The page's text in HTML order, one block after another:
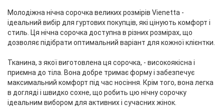
Молодіжна нічна сорочка великих розмірів Vienetta -
ідеальний вибір для гуртових покупців, які цінують комфорт і
стиль. Ця нічна сорочка доступна в різних розмірах, що
дозволяє підібрати оптимальний варіант для кожної клієнтки.
Тканина, з якої виготовлена ця сорочка, - високоякісна і
приємна до тіла. Вона добре тримає форму і забезпечує
максимальний комфорт під час носіння. Крім того, вона легка
в догляді і швидко сохне, що робить цю нічну сорочку
ідеальним вибором для активних і сучасних жінок.